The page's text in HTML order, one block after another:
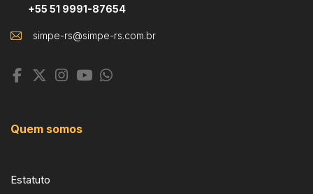
+55 51 9991-87654
Quem somos
Estatuto